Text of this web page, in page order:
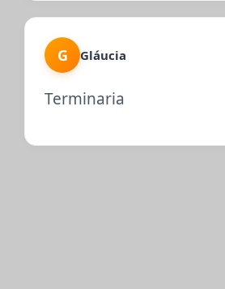
G Gláucia
Terminaria